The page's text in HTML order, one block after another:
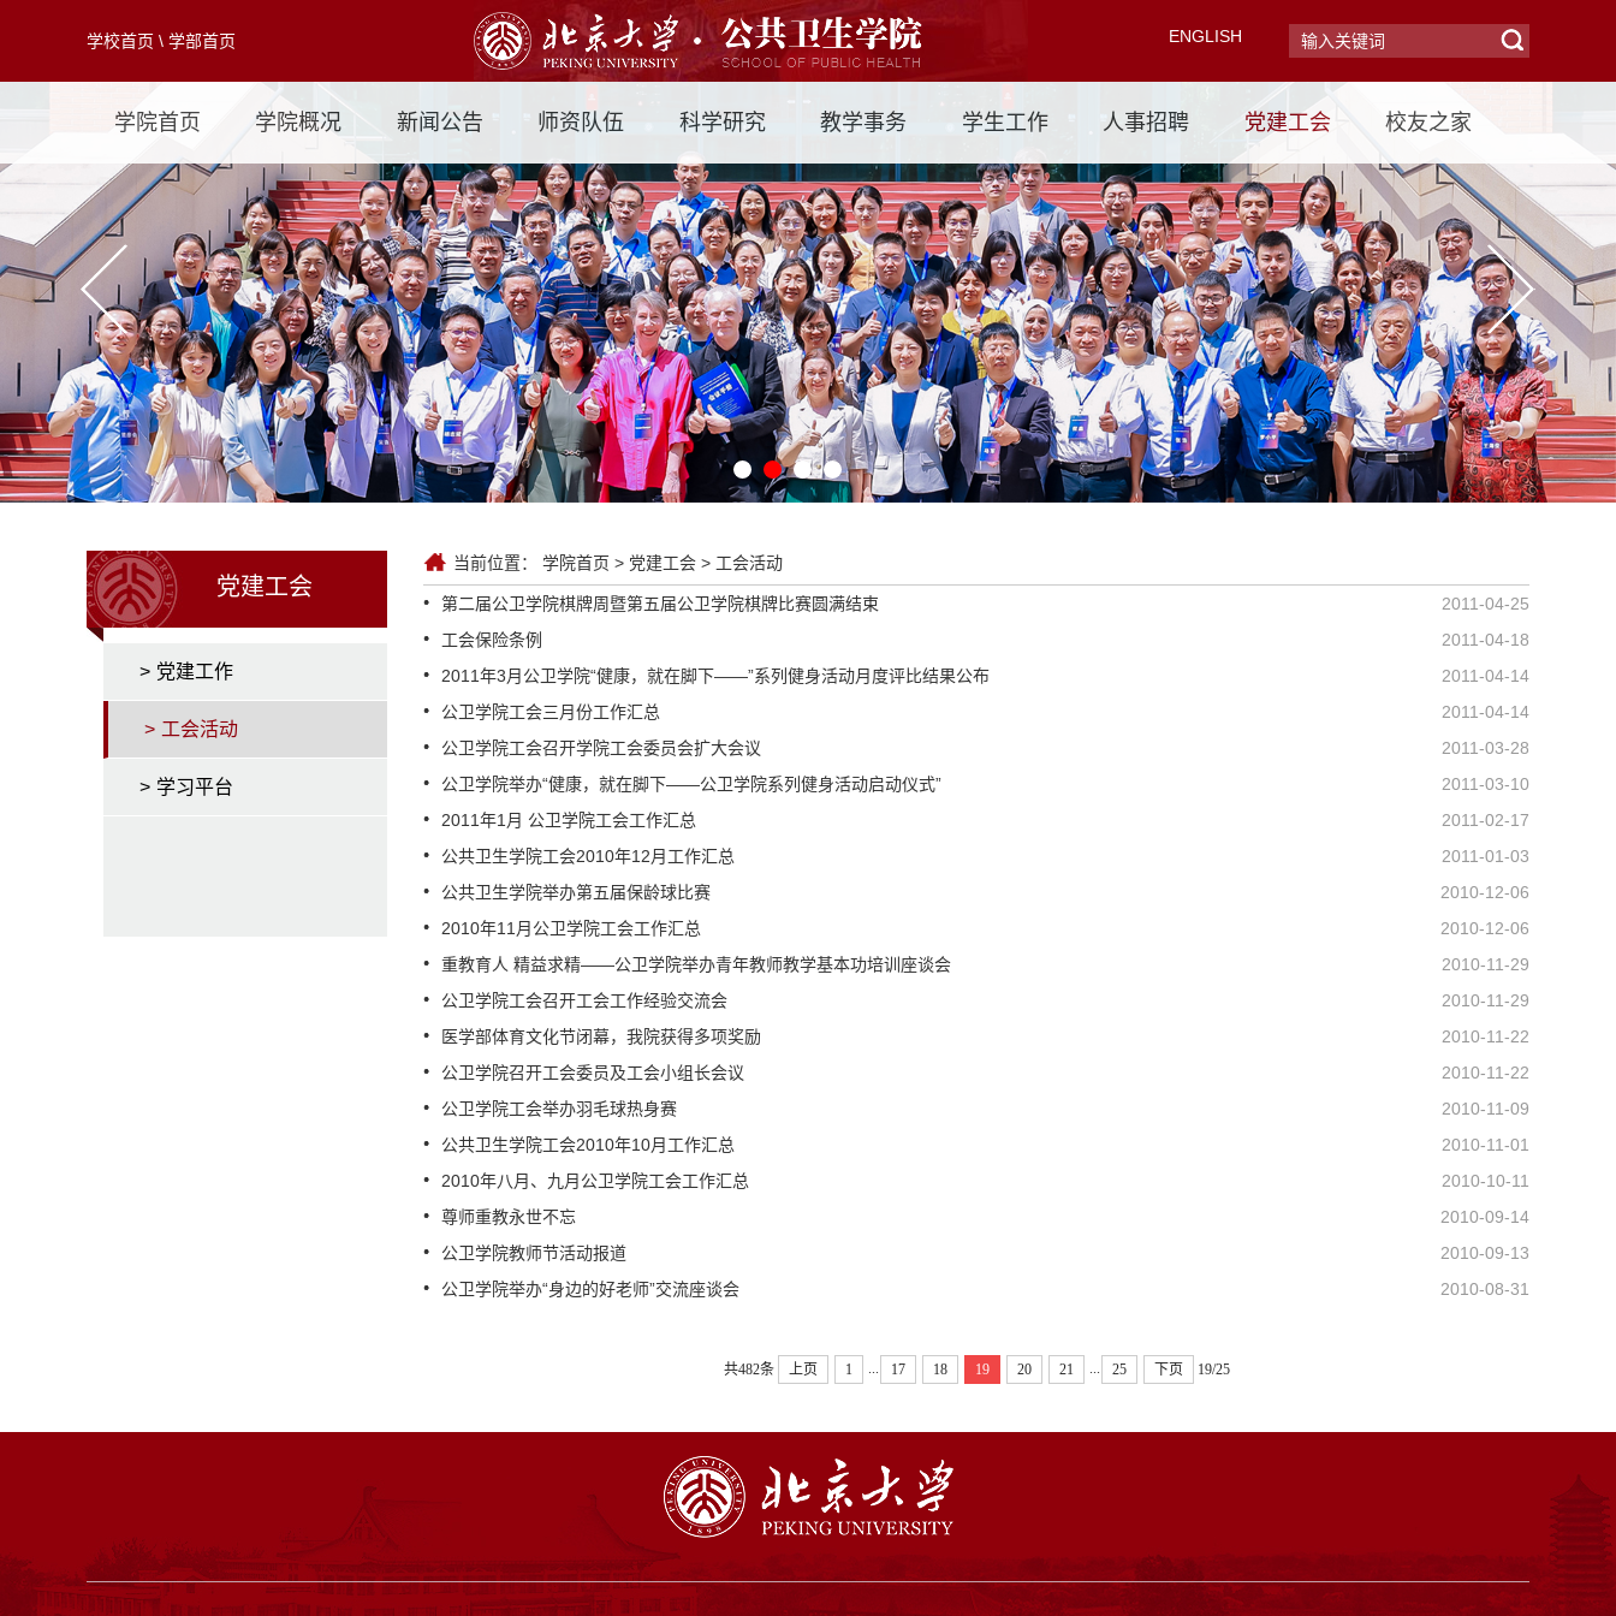
学校首页 \ 学部首页 ENGLISH
学院首页 学院概况 新闻公告 师资队伍 科学研究 教学事务 学生工作 人事招聘 党建工会 校友之家
党建工会
> 党建工作
> 工会活动
> 学习平台
当前位置： 学院首页 > 党建工会 > 工会活动
第二届公卫学院棋牌周暨第五届公卫学院棋牌比赛圆满结束
2011-04-25
工会保险条例
2011-04-18
2011年3月公卫学院“健康，就在脚下——”系列健身活动月度评比结果公布
2011-04-14
公卫学院工会三月份工作汇总
2011-04-14
公卫学院工会召开学院工会委员会扩大会议
2011-03-28
公卫学院举办“健康，就在脚下——公卫学院系列健身活动启动仪式”
2011-03-10
2011年1月 公卫学院工会工作汇总
2011-02-17
公共卫生学院工会2010年12月工作汇总
2011-01-03
公共卫生学院举办第五届保龄球比赛
2010-12-06
2010年11月公卫学院工会工作汇总
2010-12-06
重教育人 精益求精——公卫学院举办青年教师教学基本功培训座谈会
2010-11-29
公卫学院工会召开工会工作经验交流会
2010-11-29
医学部体育文化节闭幕，我院获得多项奖励
2010-11-22
公卫学院召开工会委员及工会小组长会议
2010-11-22
公卫学院工会举办羽毛球热身赛
2010-11-09
公共卫生学院工会2010年10月工作汇总
2010-11-01
2010年八月、九月公卫学院工会工作汇总
2010-10-11
尊师重教永世不忘
2010-09-14
公卫学院教师节活动报道
2010-09-13
公卫学院举办“身边的好老师”交流座谈会
2010-08-31
共482条 上页 1 ... 17 18 19 20 21 ... 25 下页 19/25